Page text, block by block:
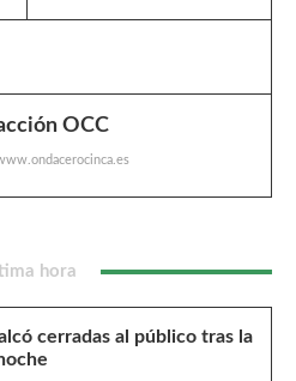
OCC
hora
cerradas al público tras la